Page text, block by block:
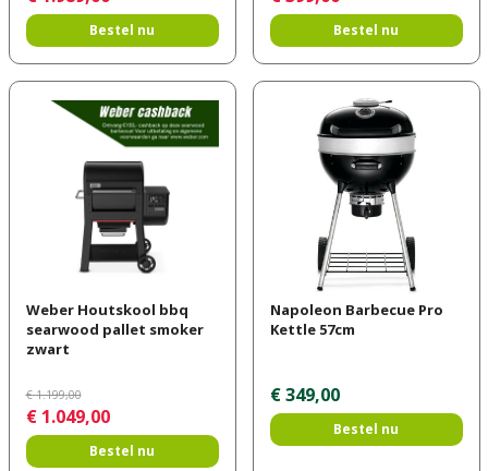
Bestel nu Bestel nu
Weber Houtskool bbq
searwood pallet smoker
zwart
€ 1.199,00
€ 1.049,00
Bestel nu
Napoleon Barbecue Pro
Kettle 57cm
€ 349,00
Bestel nu